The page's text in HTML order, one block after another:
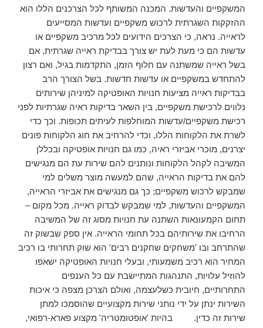
המשקפיים והעדשות. המכנה המשותף לכל הצרכנים הללו הוא
ההזקקות השגרתית לרכוש משקפיים ועדשות המסייעים
לראייה. נראה, כי הצרכים הידועים לכל מרכיב משקפיים או
עדשות הם כי מעת לעת יש צורך בבדיקת ראייה שגרתית, אם
בשל ראייה שמשתנה עם חלוף הזמן, התקדמות בגיל, ואם רצון
להתחדש במשקפיים או עדשות חדשות. בשל הצורך הרב
בבדיקות ראייה מציעות חנויות האופטיקה למיניהן שירותים
נלווים לרכישת משקפיים, בין השאר בדיקות ראיה שגרתיות לפני
רכישת משקפיים/עדשות המוחלפות לעיתים תכופות. וכך כדי
לשרת את הלקוחות הללו, וכדי להרחיב את חוג הלקוחות פונים
יצרנים, מוכרי אביזרי ראיה, כמו גם חנויות אופטיקה ובכללן
המשיבה לקהל הלקוחות ונותנים להם שירות עת הם מנגישים
להם את בדיקות הראייה, שהם למעשה מוצר משלים למי
שמבקש לרכוש משקפיים; כך גם מנגישים את אביזרי הראייה,
המשקפיים והעדשות, למי שמבקש לבדוק ראייה. מכל מקום –
תחום הקמעונאות השתנה עת חנויות מסוג זה של המשיבה
הרחיבו את שירותיהם בכל תחומי הראייה. אין ספק שבשוק זה
שהתרחב ובו 'משחקים שחקנים רבים' הוא שוק תחרותי בו רכיב
המחיר הוא רכיב משמעותי, ובעלי חנויות האופטיקה ישאפו
להוזיל עלויות, התנהגות המתיישבת עם כל הענפים
התחרותיים, חיובית כשלעצמה, ואולם הצרכן מצפה כי איכות
השירות ינתן על ידי נותני שירות מקצועיים שהוסמכו למתן
שירות זה כדין. בהיות 'אופטומטריה' מקצוע פארא-רפואי,